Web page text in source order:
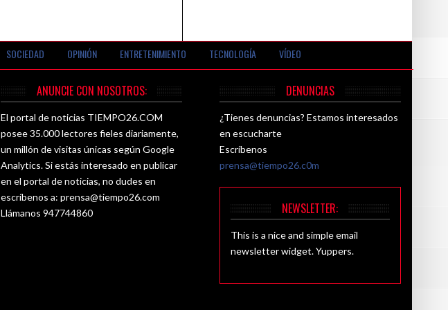
SOCIEDAD OPINIÓN ENTRETENIMIENTO TECNOLOGÍA VÍDEO
ANUNCIE CON NOSOTROS:
El portal de noticias TIEMPO26.COM
posee 35.000 lectores fieles diariamente,
un millón de visitas únicas según Google
Analytics. Si estás interesado en publicar
en el portal de noticias, no dudes en
escríbenos a:prensa@tiempo26.com
Llámanos 947744860
DENUNCIAS
¿Tienes denuncias? Estamos interesados
en escucharte
Escríbenos
prensa@tiempo26.c0m
NEWSLETTER:
This is a nice and simple email
newsletter widget. Yuppers.